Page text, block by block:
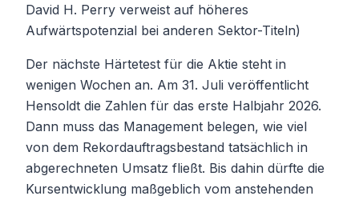
David H. Perry verweist auf höheres
Aufwärtspotenzial bei anderen Sektor-Titeln)
Der nächste Härtetest für die Aktie steht in
wenigen Wochen an. Am 31. Juli veröffentlicht
Hensoldt die Zahlen für das erste Halbjahr 2026.
Dann muss das Management belegen, wie viel
von dem Rekordauftragsbestand tatsächlich in
abgerechneten Umsatz fließt. Bis dahin dürfte die
Kursentwicklung maßgeblich vom anstehenden